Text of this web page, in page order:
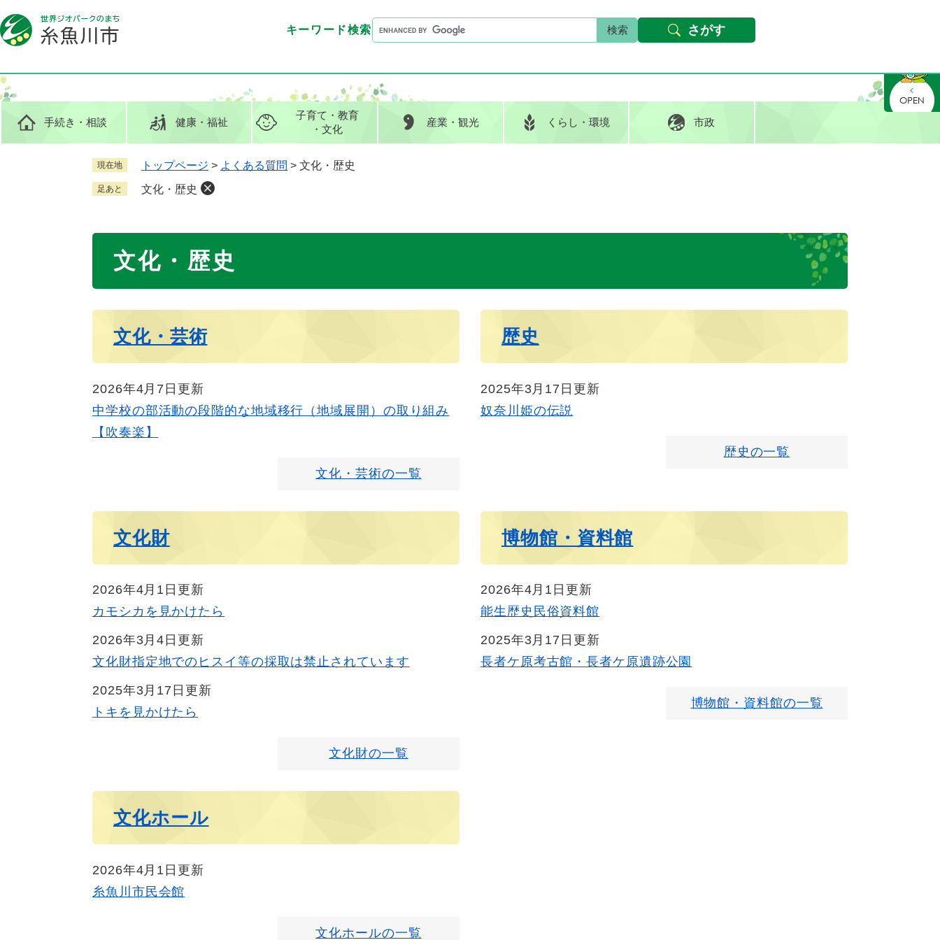
ー
ジ
先
頭
。
ニ
ュ
を
飛
て
本文へ Foreign languages
キーワード検索G
o
e
カ
手続き ・相談 健康・福祉
子育て ・教育
・文化
産業 ・観光 くらし ・環境 市政
キーワード検索
G
o
g
l
ス
さがす
現在地 トップページ > よくある質問 > 文化・歴史
足あと 文化・歴史
文化・歴史
文化・芸術
2026年4月7日更新
中学校の部活動の段階的な地域移行（地域展開）の取り組み
【吹奏楽】
文化・芸術の一覧
歴史
2025年3月17日更新
奴奈川姫の伝説
歴史の一覧
文化財
2026年4月1日更新
カモシカを見かけたら
2026年3月4日更新
文化財指定地でのヒスイ等の採取は禁止されています
2025年3月17日更新
トキを見かけたら
文化財の一覧
博物館・資料館
2026年4月1日更新
能生歴史民俗資料館
2025年3月17日更新
長者ケ原考古館・長者ケ原遺跡公園
博物館・資料館の一覧
文化ホール
2026年4月1日更新
糸魚川市民会館
文化ホールの一覧